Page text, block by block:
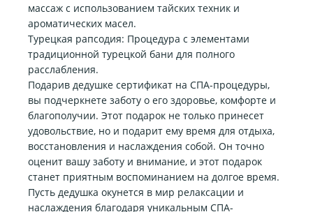
массаж с использованием тайских техник и
ароматических масел.
Турецкая рапсодия: Процедура с элементами
традиционной турецкой бани для полного
расслабления.
Подарив дедушке сертификат на СПА-процедуры,
вы подчеркнете заботу о его здоровье, комфорте и
благополучии. Этот подарок не только принесет
удовольствие, но и подарит ему время для отдыха,
восстановления и наслаждения собой. Он точно
оценит вашу заботу и внимание, и этот подарок
станет приятным воспоминанием на долгое время.
Пусть дедушка окунется в мир релаксации и
наслаждения благодаря уникальным СПА-